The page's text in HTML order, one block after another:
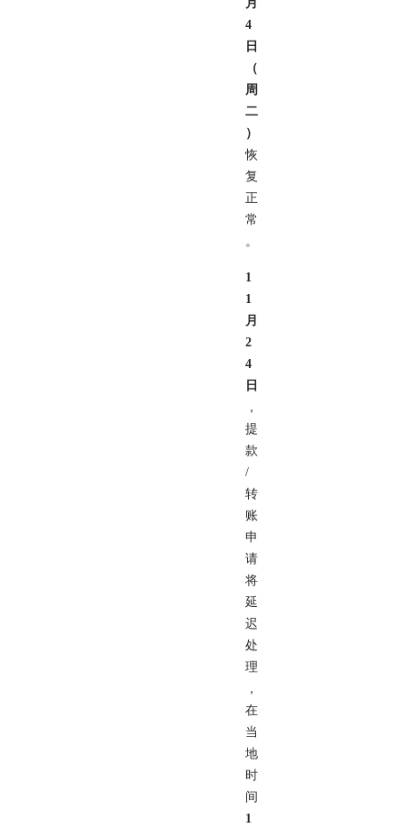
月
4
日
（
周
二
）
恢
复
正
常
。
1
1
月
2
4
日
，
提
款
/
转
账
申
请
将
延
迟
处
理
，
在
当
地
时
间
1